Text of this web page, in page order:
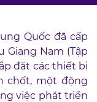
Quốc đã cấp
Giang Nam (Tập
đặt các thiết bị
chốt, một động
việc phát triển